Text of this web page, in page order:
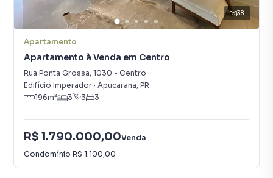
38
Apartamento
Apartamento à Venda em Centro
Rua Ponta Grossa, 1030 - Centro
Edifício Imperador · Apucarana, PR
196m² 3 3 3
R$ 1.790.000,00Venda
Condomínio R$ 1.100,00